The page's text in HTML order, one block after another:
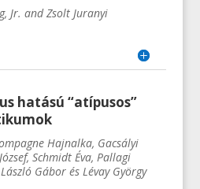
Jr. and Zsolt Juranyi
hatású “atípusos”
Hajnalka, Gacsályi
Schmidt Éva, Pallagi
Gábor és Lévay György